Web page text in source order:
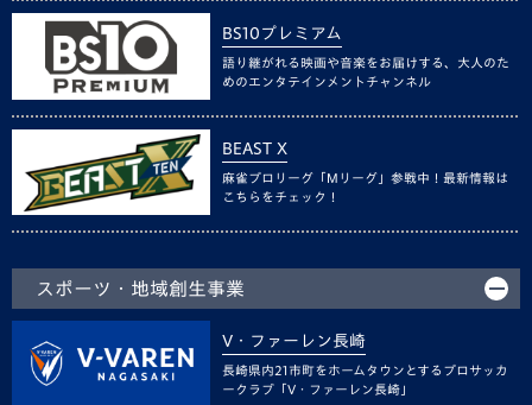
BS10プレミアム
語り継がれる映画や音楽をお届けする、大人のた
めのエンタテインメントチャンネル
BEAST X
麻雀プロリーグ「Mリーグ」参戦中！最新情報は
こちらをチェック！
スポーツ・地域創生事業
V・ファーレン長崎
長崎県内21市町をホームタウンとするプロサッカ
ークラブ「V・ファーレン長崎」